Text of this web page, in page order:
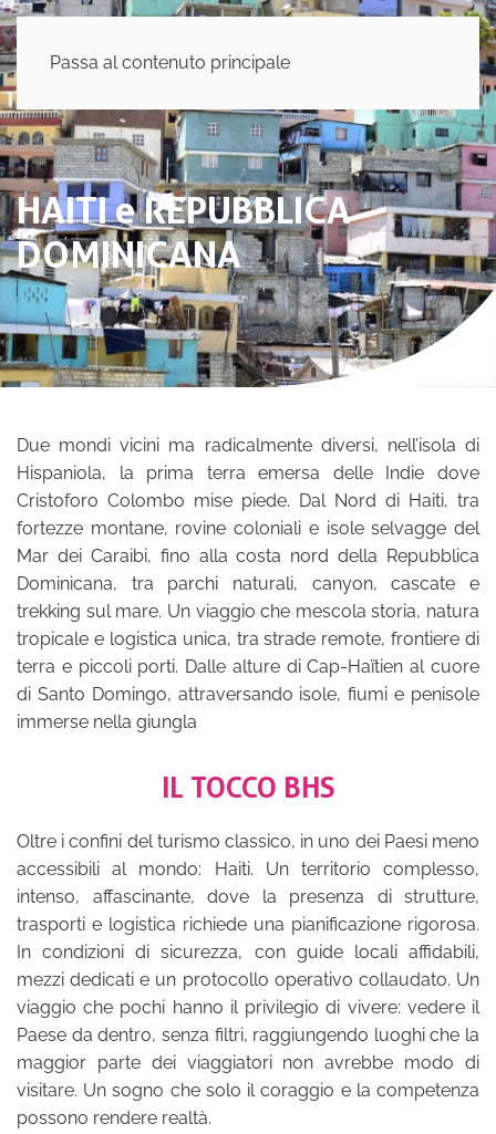
Passa al contenuto principale
HAITI e REPUBBLICA
DOMINICANA
Due mondi vicini ma radicalmente diversi, nell’isola di
Hispaniola, la prima terra emersa delle Indie dove
Cristoforo Colombo mise piede. Dal Nord di Haiti, tra
fortezze montane, rovine coloniali e isole selvagge del
Mar dei Caraibi, fino alla costa nord della Repubblica
Dominicana, tra parchi naturali, canyon, cascate e
trekking sul mare. Un viaggio che mescola storia, natura
tropicale e logistica unica, tra strade remote, frontiere di
terra e piccoli porti. Dalle alture di Cap-Haïtien al cuore
di Santo Domingo, attraversando isole, fiumi e penisole
immerse nella giungla
IL TOCCO BHS
Oltre i confini del turismo classico, in uno dei Paesi meno
accessibili al mondo: Haiti. Un territorio complesso,
intenso, affascinante, dove la presenza di strutture,
trasporti e logistica richiede una pianificazione rigorosa.
In condizioni di sicurezza, con guide locali affidabili,
mezzi dedicati e un protocollo operativo collaudato. Un
viaggio che pochi hanno il privilegio di vivere: vedere il
Paese da dentro, senza filtri, raggiungendo luoghi che la
maggior parte dei viaggiatori non avrebbe modo di
visitare. Un sogno che solo il coraggio e la competenza
possono rendere realtà.